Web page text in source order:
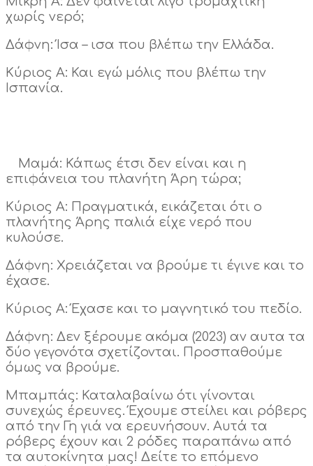
χωρίς νερό;
Δάφνη: Ίσα – ισα που βλέπω την Ελλάδα.
Κύριος Α: Και εγώ μόλις που βλέπω την
Ισπανία.
Μαμά: Κάπως έτσι δεν είναι και η
επιφάνεια του πλανήτη Άρη τώρα;
Κύριος Α: Πραγματικά, εικάζεται ότι ο
πλανήτης Άρης παλιά είχε νερό που
κυλούσε.
Δάφνη: Χρειάζεται να βρούμε τι έγινε και το
έχασε.
Κύριος Α: Έχασε και το μαγνητικό του πεδίο.
Δάφνη: Δεν ξέρουμε ακόμα (2023) αν αυτα τα
δύο γεγονότα σχετίζονται. Προσπαθούμε
όμως να βρούμε.
Μπαμπάς: Καταλαβαίνω ότι γίνονται
συνεχώς έρευνες. Έχουμε στείλει και ρόβερς
από την Γη γιά να ερευνήσουν. Αυτά τα
ρόβερς έχουν και 2 ρόδες παραπάνω από
τα αυτοκίνητα μας! Δείτε το επόμενο